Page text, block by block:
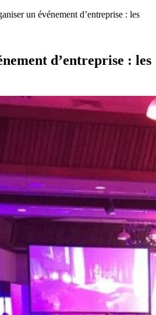
un événement d’entreprise : les
d’entreprise : les